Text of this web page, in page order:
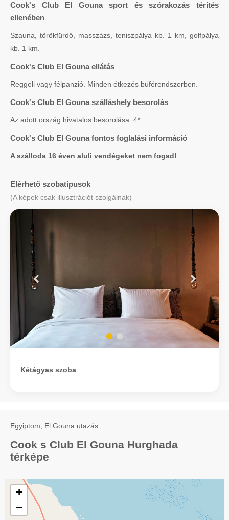
Cook's Club El Gouna sport és szórakozás térítés
ellenében
Szauna, törökfürdő, masszázs, teniszpálya kb. 1 km, golfpálya
kb. 1 km.
Cook's Club El Gouna ellátás
Reggeli vagy félpanzió. Minden étkezés büférendszerben.
Cook's Club El Gouna szálláshely besorolás
Az adott ország hivatalos besorolása: 4*
Cook's Club El Gouna fontos foglalási információ
A szálloda 16 éven aluli vendégeket nem fogad!
Elérhető szobatípusok
(A képek csak illusztrációt szolgálnak)
Kétágyas szoba
Egyiptom, El Gouna utazás
Cook s Club El Gouna Hurghada
térképe
+
−